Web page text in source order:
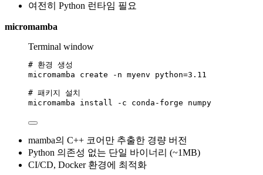
여전히 Python 런타임 필요
micromamba
Terminal window
# 환경 생성
micromamba
create -n myenv python=3.11
# 패키지 설치
micromamba
install -c conda-forge numpy
mamba의 C++ 코어만 추출한 경량 버전
Python 의존성 없는 단일 바이너리 (~1MB)
CI/CD, Docker 환경에 최적화